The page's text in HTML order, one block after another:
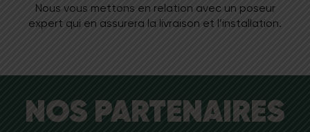
Nous vous mettons en relation avec un poseur
expert qui en assurera la livraison et l’installation.
NOS PARTENAIRES